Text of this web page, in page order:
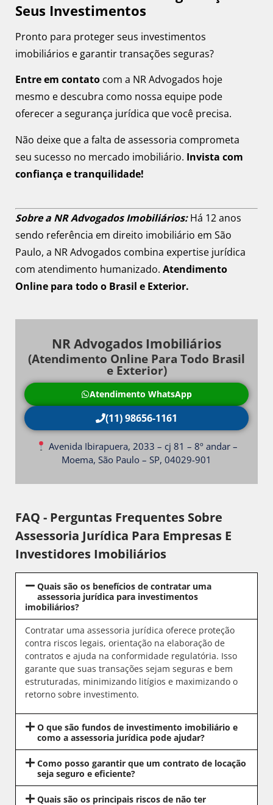
Seus Investimentos
Pronto para proteger seus investimentos
imobiliários e garantir transações seguras?
Entre em contato com a NR Advogados hoje
mesmo e descubra como nossa equipe pode
oferecer a segurança jurídica que você precisa.
Não deixe que a falta de assessoria comprometa
seu sucesso no mercado imobiliário. Invista com
confiança e tranquilidade!
Sobre a NR Advogados Imobiliários:Há 12 anos
sendo referência em direito imobiliário em São
Paulo, a NR Advogados combina expertise jurídica
com atendimento humanizado. Atendimento
Online para todo o Brasil e Exterior.
NR Advogados Imobiliários
(Atendimento Online Para Todo Brasil
e Exterior)
Atendimento WhatsApp
(11) 98656-1161
Avenida Ibirapuera, 2033 – cj 81 – 8º andar –
Moema, São Paulo – SP, 04029-901
FAQ - Perguntas Frequentes Sobre
Assessoria Jurídica Para Empresas E
Investidores Imobiliários
Quais são os benefícios de contratar uma
assessoria jurídica para investimentos
imobiliários?
Contratar uma assessoria jurídica oferece proteção
contra riscos legais, orientação na elaboração de
contratos e ajuda na conformidade regulatória. Isso
garante que suas transações sejam seguras e bem
estruturadas, minimizando litígios e maximizando o
retorno sobre investimento.
O que são fundos de investimento imobiliário e
como a assessoria jurídica pode ajudar?
Como posso garantir que um contrato de locação
seja seguro e eficiente?
Quais são os principais riscos de não ter